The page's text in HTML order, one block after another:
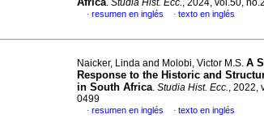
. Studia Hist. Ecc., 2024, vol.50,
· resumen en inglés · texto en inglés
Naicker, Linda and Molobi, Victor M.S. A
Response to the Historic and
in South Africa. Studia Hist. Ecc., 2022,
0499
· resumen en inglés · texto en inglés